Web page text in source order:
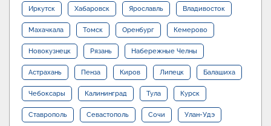
Иркутск Хабаровск Ярославль Владивосток
Махачкала Томск Оренбург Кемерово
Новокузнецк Рязань Набережные Челны
Астрахань Пенза Киров Липецк Балашиха
Чебоксары Калининград Тула Курск
Ставрополь Севастополь Сочи Улан-Удэ